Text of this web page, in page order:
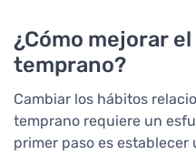
¿Cómo mejorar
temprano?
Cambiar los hábitos
temprano requiere un
primer paso es establecer